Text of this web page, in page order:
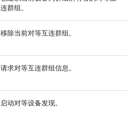
连群组。
移除当前对等互连群组。
请求对等互连群组信息。
启动对等设备发现。